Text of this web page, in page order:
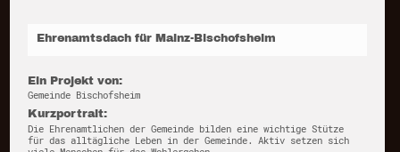
Ehrenamtsdach für Mainz-Bischofsheim
Ein Projekt von:
Gemeinde Bischofsheim
Kurzportrait:
Die Ehrenamtlichen der Gemeinde bilden eine wichtige Stütze
für das alltägliche Leben in der Gemeinde. Aktiv setzen sich